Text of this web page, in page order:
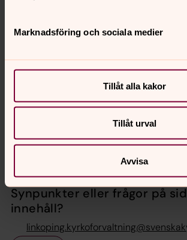
Marknadsföring och sociala medier
Tillåt alla kakor
Tillåt urval
Avvisa
tonlängdernas namn när ni arbetar
gehörsinlärning.
9. Upprepa alla moment. En
är bra för de flesta.
Senast ändrad 20 maj 2020
Synpunkter eller frågor på
innehåll?